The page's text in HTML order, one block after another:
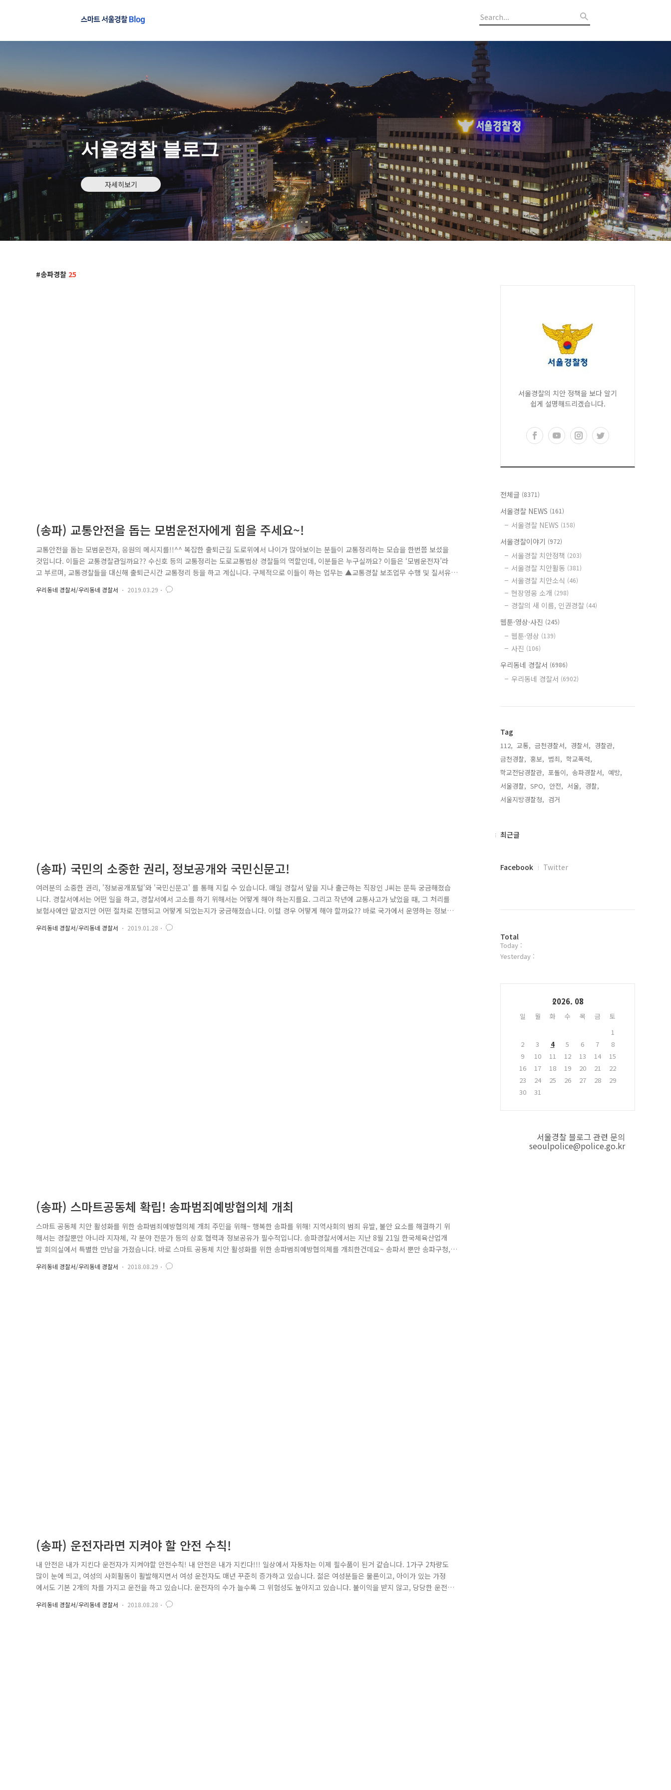
서울경찰 블로그
자세히보기
송파경찰 25
(송파) 교통안전을 돕는 모범운전자에게 힘을 주세요~!
교통안전을 돕는 모범운전자, 응원의 메시지를!!^^ 복잡한 출퇴근길 도로위에서 나이가 많아보이는 분들이 교통정리하는 모습을 한번쯤 보셨을
것입니다. 이들은 교통경찰관일까요?? 수신호 등의 교통정리는 도로교통법상 경찰들의 역할인데, 이분들은 누구실까요? 이들은 ‘모범운전자’라
고 부르며, 교통경찰들을 대신해 출퇴근시간 교통정리 등을 하고 계십니다. 구체적으로 이들이 하는 업무는 ▲교통경찰 보조업무 수행 및 질서유
지 홍보활동 ▲교통사고 예방캠페인 홍보 등이 있습니다. 모범운전자들은 무보수로 예외적으로 전신주 또는 도로공사 등 특별한 경우로 인한 교
통정리가 필요한 경우에 한해 조정의 인건비가 지급됩니다. 경찰서장 권한으로 임명하는 명예직, 봉사직이며, 그렇기 때문에 신호등이 작동하고
우리동네 경찰서/우리동네 경찰서 2019.03.29
(송파) 국민의 소중한 권리, 정보공개와 국민신문고!
여러분의 소중한 권리, '정보공개포털'와 '국민신문고' 를 통해 지킬 수 있습니다. 매일 경찰서 앞을 지나 출근하는 직장인 J씨는 문득 궁금해졌습
니다. 경찰서에서는 어떤 일을 하고, 경찰서에서 고소를 하기 위해서는 어떻게 해야 하는지를요. 그리고 작년에 교통사고가 났었을 때, 그 처리를
보험사에만 맡겼지만 어떤 절차로 진행되고 어떻게 되었는지가 궁금해졌습니다. 이럴 경우 어떻게 해야 할까요?? 바로 국가에서 운영하는 정보
공개청구제도 를 이용하면 됩니다. 정보공개청구란? 국가, 특히 정부는 국민들의 세금으로 운영됩니다. 그렇기에 국가는 국정 운영의 투명성 제
고와 국민의 알권리 향상을 위한 노력을 해야 하는데요. 정부는 정보공개법을 토대로 공공기관에서 생산한 정보나, 결재문서 원문 등을 국민들에
우리동네 경찰서/우리동네 경찰서 2019.01.28
(송파) 스마트공동체 확립! 송파범죄예방협의체 개최
스마트 공동체 치안 활성화를 위한 송파범죄예방협의체 개최 주민을 위해~ 행복한 송파를 위해! 지역사회의 범죄 유발, 불안 요소를 해결하기 위
해서는 경찰뿐만 아니라 지자체, 각 분야 전문가 등의 상호 협력과 정보공유가 필수적입니다. 송파경찰서에서는 지난 8월 21일 한국체육산업개
발 회의실에서 특별한 만남을 가졌습니다. 바로 스마트 공동체 치안 활성화를 위한 송파범죄예방협의체를 개최한건데요~ 송파서 뿐만 송파구청,
범죄학교수, 변호사 등 40여명이 참석하여 지역현안에 대해 토론하는 자리를 마련하였습니다. 이번 회의에서는 스마트 공동체 치안 활성화를 위
하여 CCTV 예산마련을 위한 공동 대응 노력과 드론의 공공분야 활용 방안에 대해서 심도 있게 논의하였습니다. 첫 번째 안건으로 송파서 생활안
우리동네 경찰서/우리동네 경찰서 2018.08.29
(송파) 운전자라면 지켜야 할 안전 수칙!
내 안전은 내가 지킨다 운전자가 지켜야할 안전수칙! 내 안전은 내가 지킨다!!! 일상에서 자동차는 이제 필수품이 된거 같습니다. 1가구 2차량도
많이 눈에 띄고, 여성의 사회활동이 활발해지면서 여성 운전자도 매년 꾸준히 증가하고 있습니다. 젊은 여성분들은 물론이고, 아이가 있는 가정
에서도 기본 2개의 차를 가지고 운전을 하고 있습니다. 운전자의 수가 늘수록 그 위험성도 높아지고 있습니다. 불이익을 받지 않고, 당당한 운전
자가 되려면 내가 사고의 당사자가 될 수 있다는 생각을 항상 하면서, 하나라도 사소한 실수가 발생되지 않도록 주의를 기울여야 합니다. 또한 운
전자가 늘어나면서 이들을 대상으로 하는 범죄 또한 증가하고 있습니다. 특히 혼자 운전하는 여성을 대상으로 하는 범죄가 늘어나고 있는데, 통
우리동네 경찰서/우리동네 경찰서 2018.08.28
서울경찰의 치안 정책을 보다 알기
쉽게 설명해드리겠습니다.
전체글 (8371)
서울경찰 NEWS (161)
서울경찰 NEWS (158)
서울경찰이야기 (972)
서울경찰 치안정책 (203)
서울경찰 치안활동 (381)
서울경찰 치안소식 (46)
현장영웅 소개 (298)
경찰의 새 이름, 인권경찰 (44)
웹툰·영상·사진 (245)
웹툰·영상 (139)
사진 (106)
우리동네 경찰서 (6986)
우리동네 경찰서 (6902)
Tag
112, 교통, 금천경찰서, 경찰서, 경찰관,
금천경찰, 홍보, 범죄, 학교폭력,
학교전담경찰관, 포돌이, 송파경찰서, 예방,
서울경찰, SPO, 안전, 서울, 경찰,
서울지방경찰청, 검거,
최
최근글
페
플
러
그
Facebook Twitter
방
문
자
Total
Today :
Yesterday :
2026. 08
일 월 화 수 목 금
토
1
2
3 4 5 6 7
8
9
10 11 12 13 14
15
16
17 18 19 20 21
22
23
24 25 26 27 28
29
30
31
서울경찰 블로그 관련 문의
seoulpolice@police.go.kr